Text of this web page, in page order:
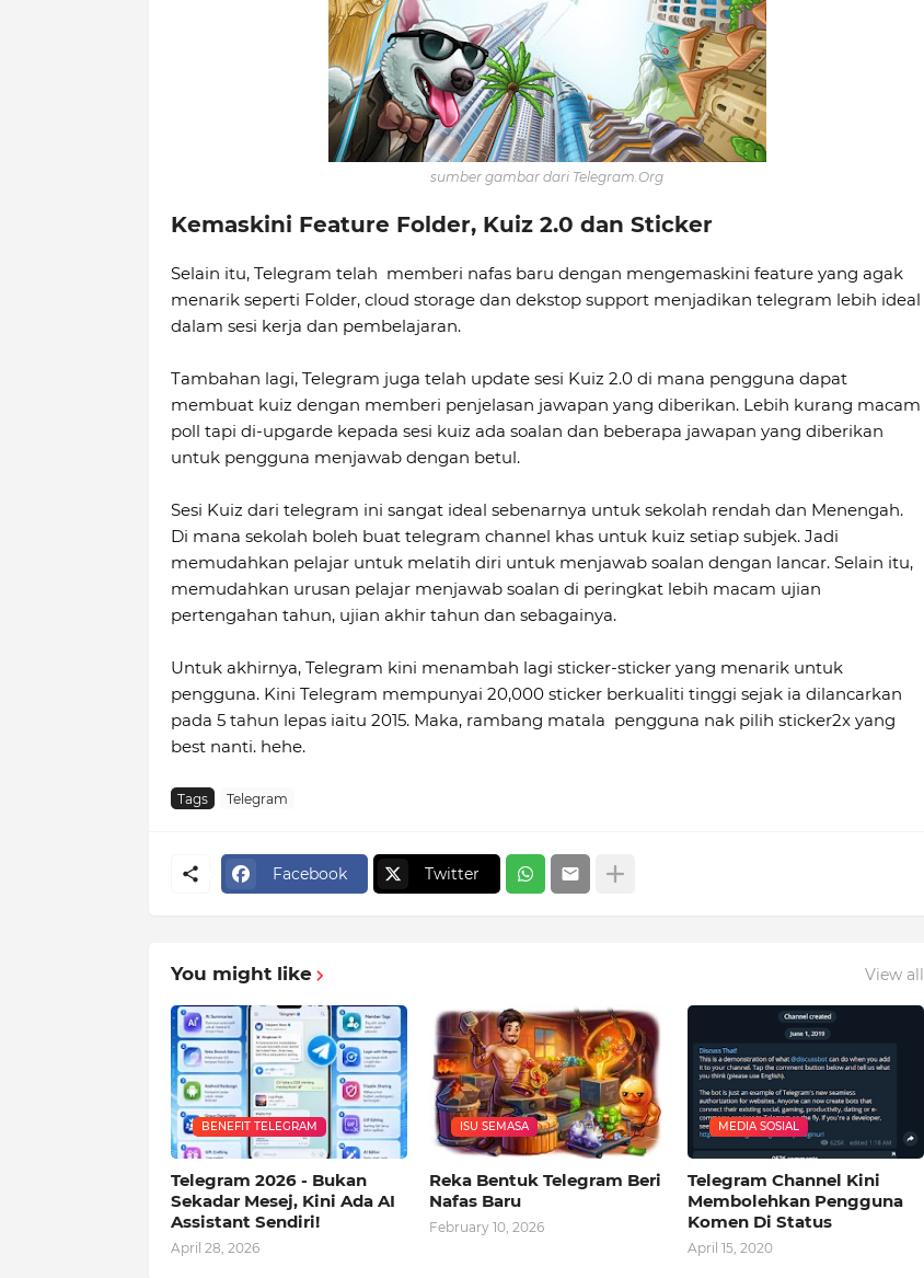
sumber gambar dari Telegram.Org
Kemaskini Feature Folder, Kuiz 2.0 dan Sticker
Selain itu, Telegram telah memberi nafas baru dengan mengemaskini feature yang agak
menarik seperti Folder, cloud storage dan dekstop support menjadikan telegram lebih ideal
dalam sesi kerja dan pembelajaran.
Tambahan lagi, Telegram juga telah update sesi Kuiz 2.0 di mana pengguna dapat
membuat kuiz dengan memberi penjelasan jawapan yang diberikan. Lebih kurang macam
poll tapi di-upgarde kepada sesi kuiz ada soalan dan beberapa jawapan yang diberikan
untuk pengguna menjawab dengan betul.
Sesi Kuiz dari telegram ini sangat ideal sebenarnya untuk sekolah rendah dan Menengah.
Di mana sekolah boleh buat telegram channel khas untuk kuiz setiap subjek. Jadi
memudahkan pelajar untuk melatih diri untuk menjawab soalan dengan lancar. Selain itu,
memudahkan urusan pelajar menjawab soalan di peringkat lebih macam ujian
pertengahan tahun, ujian akhir tahun dan sebagainya.
Untuk akhirnya, Telegram kini menambah lagi sticker-sticker yang menarik untuk
pengguna. Kini Telegram mempunyai 20,000 sticker berkualiti tinggi sejak ia dilancarkan
pada 5 tahun lepas iaitu 2015. Maka, rambang matala pengguna nak pilih sticker2x yang
best nanti. hehe.
Tags Telegram
Facebook Twitter
You might like View all
BENEFIT TELEGRAM
Telegram 2026 - Bukan
Sekadar Mesej, Kini Ada AI
Assistant Sendiri!
April 28, 2026
ISU SEMASA
Reka Bentuk Telegram Beri
Nafas Baru
February 10, 2026
MEDIA SOSIAL
Telegram Channel Kini
Membolehkan Pengguna
Komen Di Status
April 15, 2020